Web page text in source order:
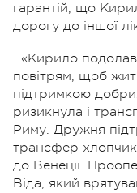
гарантій, що
дорогу до іншої
«Кирило подолав
повітрям, щоб
підтримкою
ризикнула і
Риму. Дружня
трансфер
до Венеції.
Віда, який